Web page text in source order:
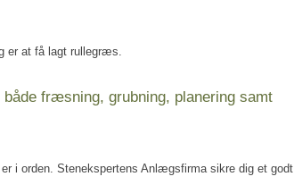
er at få lagt rullegræs.
fræsning, grubning, planering samt
i orden. Stenekspertens Anlægsfirma sikre dig et godt